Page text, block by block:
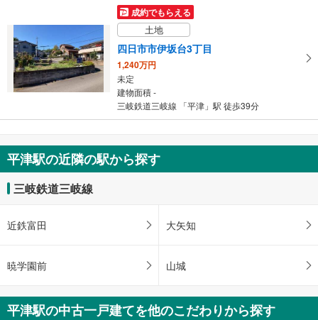
成約でもらえる
土地
四日市市伊坂台3丁目
1,240万円
未定
建物面積 -
三岐鉄道三岐線 「平津」駅 徒歩39分
平津駅の近隣の駅から探す
三岐鉄道三岐線
近鉄富田 大矢知
暁学園前 山城
平津駅の中古一戸建てを他のこだわりから探す